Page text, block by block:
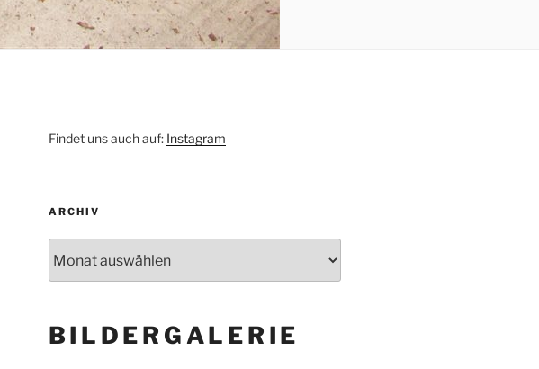
Findet uns auch auf: Instagram
ARCHIV
BILDERGALERIE